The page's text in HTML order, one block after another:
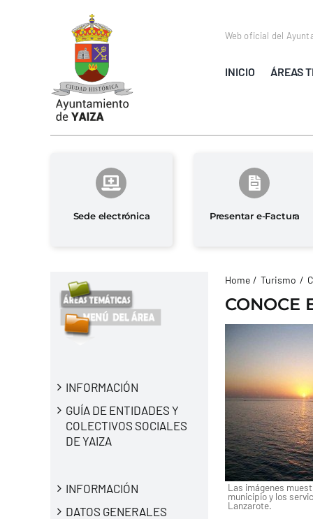
Web oficial del
INICIO ÁREAS
Sede electrónica Presentar e-Factura
INFORMACIÓN
GUÍA DE ENTIDADES Y
COLECTIVOS SOCIALES
DE YAIZA
INFORMACIÓN
DATOS GENERALES
Home Turismo
CONOCE
Las imágenes
municipio y los
Lanzarote.